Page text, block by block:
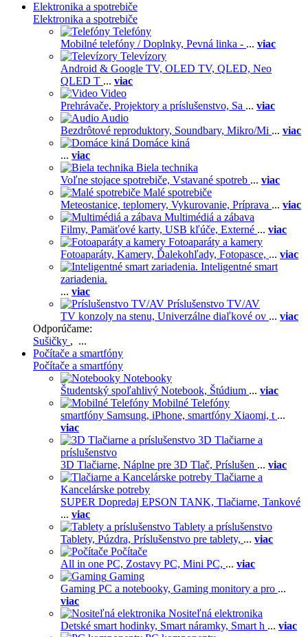
Elektronika a spotrebiče
Elektronika a spotrebiče
Telefóny
Mobilné telefóny / Doplnky, Pevná linka - ... viac
Televízory
Android & Google TV, OLED TV, QLED, Neo
QLED T ... viac
Video
Prehrávače, Projektory a príslušenstvo, Sa ... viac
Audio
Bezdrôtové reproduktory, Soundbary, Mikro/Mi ... viac
Domáce kiná
... viac
Biela technika
Voľne stojace spotrebiče, Vstavané spotreb ... viac
Malé spotrebiče
Meteostanice, teplomery, Vykurovanie, Príprava ... viac
Multimédiá a zábava
Filmy, Pamäťové karty, USB kľúče, Externé ... viac
Fotoaparáty a kamery
Fotoaparáty, Kamery, Ďalekohľady, Fotopasce, ... viac
Inteligentné smart
zariadenia.
... viac
Príslušenstvo TV/AV
TV konzoly na stenu, Univerzálne diaľkové ov ... viac
Odporúčame:
Sušičky , ...
Počítače a smartfóny
Počítače a smartfóny
Notebooky
Študentský spoľahlivý Notebook, Štúdium ... viac
Mobilné Telefóny
smartfóny Samsung, iPhone, smartfóny Xiaomi, t ...
viac
3D Tlačiarne a
príslušenstvo
3D Tlačiarne, Náplne pre 3D Tlač, Príslušen ... viac
Tlačiarne a
Kancelárske potreby
SUPER Dopredaj EPSON TANK, Tlačiarne, Tankové
... viac
Tablety a príslušenstvo
Tablety, Púzdra, Príslušenstvo pre tablety, ... viac
Počítače
All in one PC, Zostavy PC, Mini PC, ... viac
Gaming
Gaming PC a notebooky, Gaming monitory a pro ...
viac
Nositeľná elektronika
Detské smart hodinky, Smart náramky, Smart h ... viac